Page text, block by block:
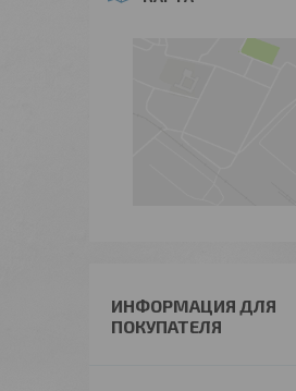
ИНФОРМАЦИЯ ДЛЯ
ПОКУПАТЕЛЯ